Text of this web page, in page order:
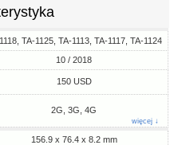
TA-1125, TA-1113, TA-1117, TA-1124
10 / 2018
150 USD
2G, 3G, 4G
więcej ↓
156.9 x 76.4 x 8.2 mm